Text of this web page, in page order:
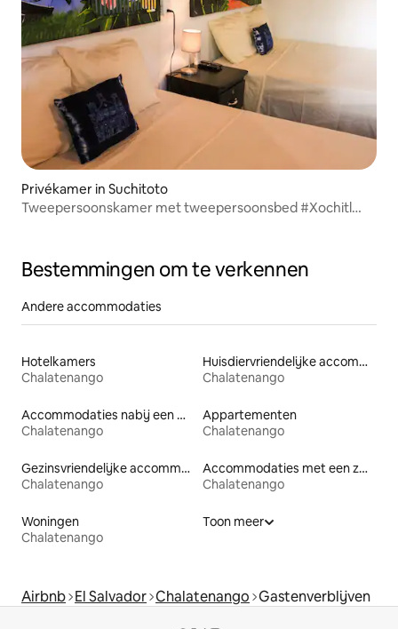
Privékamer in Suchitoto
Tweepersoonskamer met tweepersoonsbed #Xochitl
Bestemmingen om te verkennen
Andere accommodaties
Hotelkamers
Chalatenango
Huisdiervriendelijke accommodaties
Chalatenango
Accommodaties nabij een meer
Chalatenango
Appartementen
Chalatenango
Gezinsvriendelijke accommodaties
Chalatenango
Accommodaties met een zwembad
Chalatenango
Woningen
Chalatenango
Toon meer
Airbnb El Salvador Chalatenango Gastenverblijven